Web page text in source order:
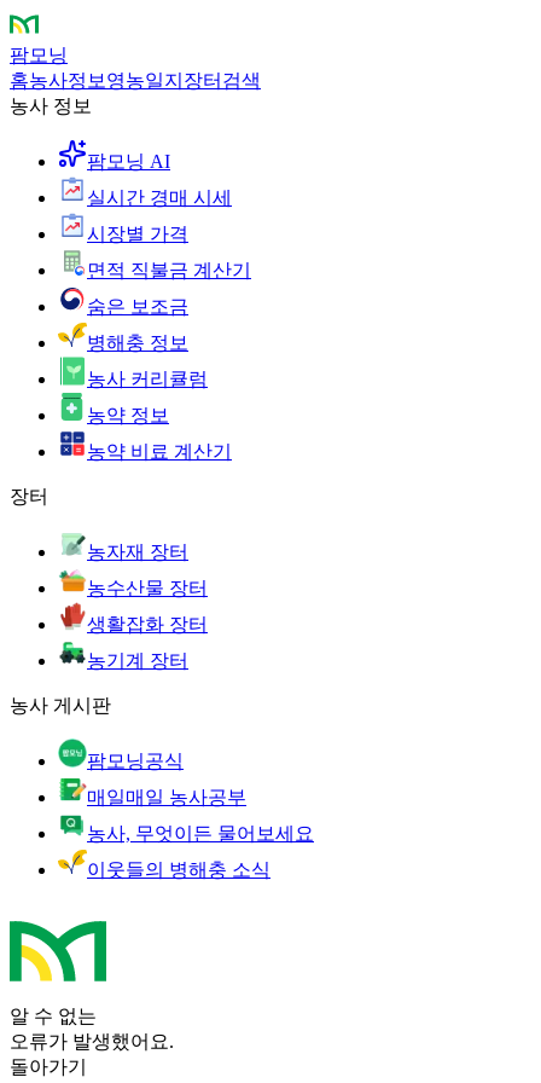
팜모닝
홈농사정보 영농일지 장터 검색
농사 정보
팜모닝 AI
실시간 경매 시세
시장별 가격
면적 직불금 계산기
숨은 보조금
병해충 정보
농사 커리큘럼
농약 정보
농약 비료 계산기
장터
농자재 장터
농수산물 장터
생활잡화 장터
농기계 장터
농사 게시판
팜모닝공식
매일매일 농사공부
농사, 무엇이든 물어보세요
이웃들의 병해충 소식
알 수 없는
오류가 발생했어요.
돌아가기